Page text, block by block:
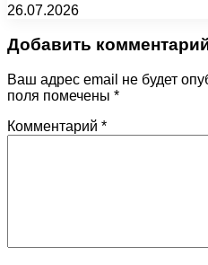
26.07.2026
Добавить
Ваш адрес email не будет
поля помечены *
Комментарий *